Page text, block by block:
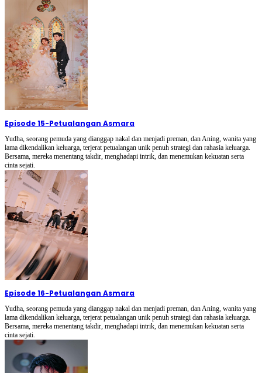
Episode 15-Petualangan Asmara
Yudha, seorang pemuda yang dianggap nakal dan menjadi preman, dan Aning, wanita yang
lama dikendalikan keluarga, terjerat petualangan unik penuh strategi dan rahasia keluarga.
Bersama, mereka menentang takdir, menghadapi intrik, dan menemukan kekuatan serta
cinta sejati.
Episode 16-Petualangan Asmara
Yudha, seorang pemuda yang dianggap nakal dan menjadi preman, dan Aning, wanita yang
lama dikendalikan keluarga, terjerat petualangan unik penuh strategi dan rahasia keluarga.
Bersama, mereka menentang takdir, menghadapi intrik, dan menemukan kekuatan serta
cinta sejati.